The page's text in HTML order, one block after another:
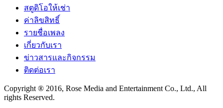
สตูดิโอให้เช่า
ค่าลิขสิทธิ์
รายชื่อเพลง
เกี่ยวกับเรา
ข่าวสารและกิจกรรม
ติดต่อเรา
Copyright ® 2016, Rose Media and Entertainment Co., Ltd., All
rights Reserved.